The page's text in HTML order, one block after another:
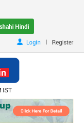
Hindi
Login
| Register
IST